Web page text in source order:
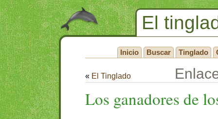
El
Inicio Buscar Tinglado
« El Tinglado
Los ganadores de